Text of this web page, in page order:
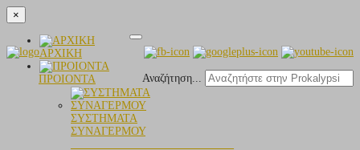
×
Αναζήτηση...
ΑΡΧΙΚΗ
ΠΡΟΙΟΝΤΑ
ΣΥΣΤΗΜΑΤΑ
ΣΥΝΑΓΕΡΜΟΥ